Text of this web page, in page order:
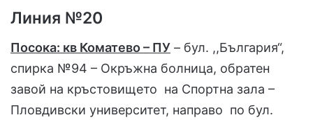
Линия №20
Посока: кв Коматево – ПУ – бул. ,,България“,
спирка №94 – Окръжна болница, обратен
завой на кръстовището на Спортна зала –
Пловдивски университет, направо по бул.